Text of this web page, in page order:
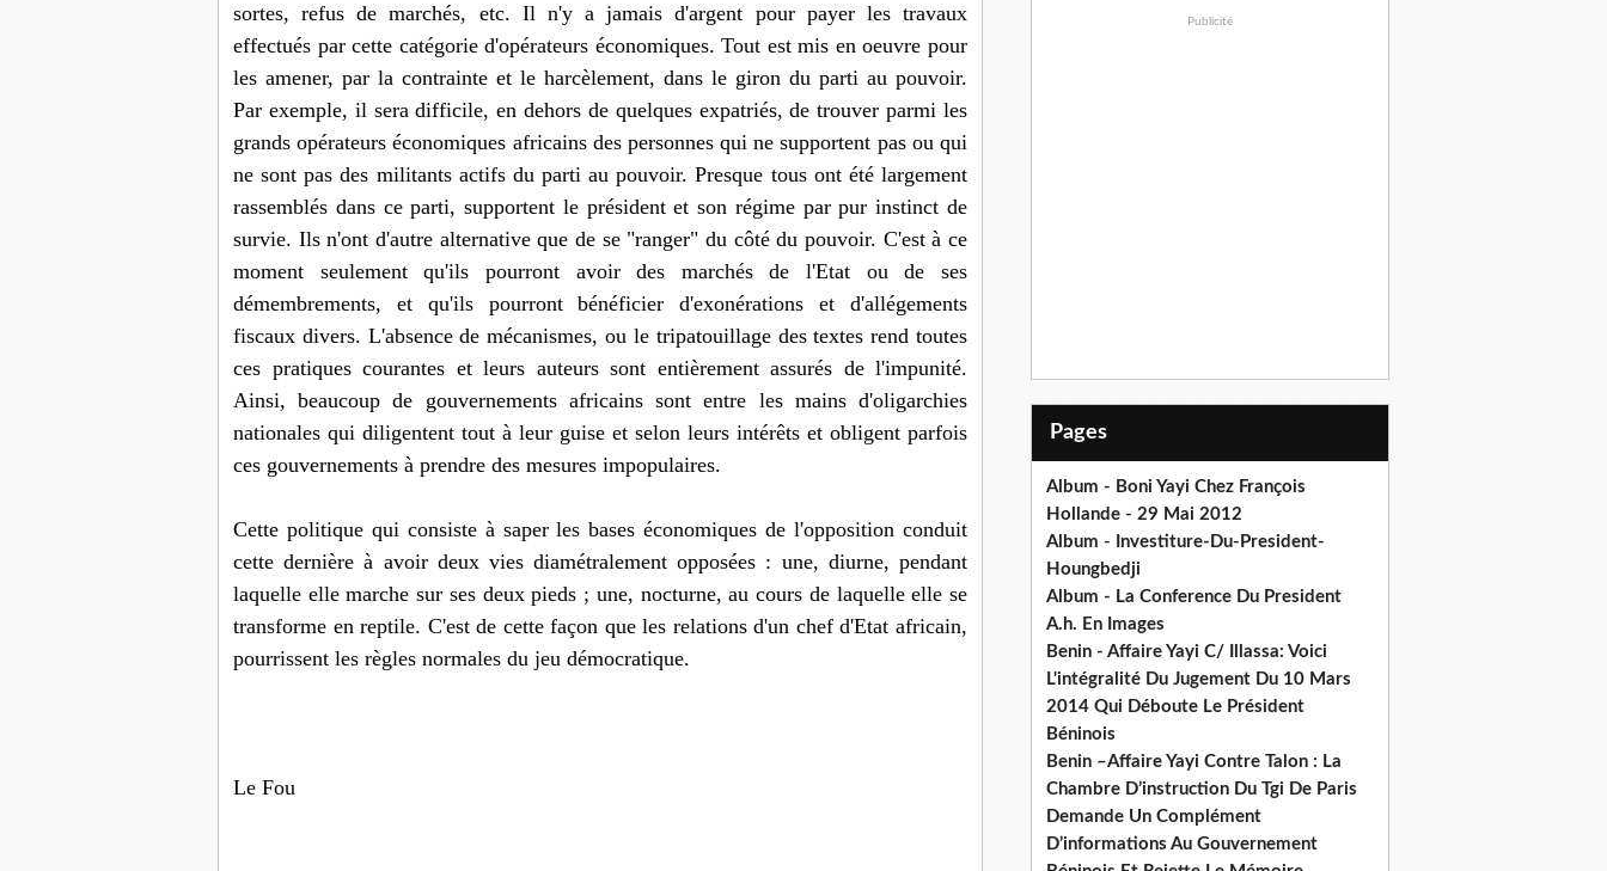
sortes, refus de marchés, etc. Il n'y a jamais d'argent pour payer les travaux
effectués par cette catégorie d'opérateurs économiques. Tout est mis en oeuvre pour
les amener, par la contrainte et le harcèlement, dans le giron du parti au pouvoir.
Par exemple, il sera difficile, en dehors de quelques expatriés, de trouver parmi les
grands opérateurs économiques africains des personnes qui ne supportent pas ou qui
ne sont pas des militants actifs du parti au pouvoir. Presque tous ont été largement
rassemblés dans ce parti, supportent le président et son régime par pur instinct de
survie. Ils n'ont d'autre alternative que de se "ranger" du côté du pouvoir. C'est à ce
moment seulement qu'ils pourront avoir des marchés de l'Etat ou de ses
démembrements, et qu'ils pourront bénéficier d'exonérations et d'allégements
fiscaux divers. L'absence de mécanismes, ou le tripatouillage des textes rend toutes
ces pratiques courantes et leurs auteurs sont entièrement assurés de l'impunité.
Ainsi, beaucoup de gouvernements africains sont entre les mains d'oligarchies
nationales qui diligentent tout à leur guise et selon leurs intérêts et obligent parfois
ces gouvernements à prendre des mesures impopulaires.
Cette politique qui consiste à saper les bases économiques de l'opposition conduit
cette dernière à avoir deux vies diamétralement opposées : une, diurne, pendant
laquelle elle marche sur ses deux pieds ; une, nocturne, au cours de laquelle elle se
transforme en reptile. C'est de cette façon que les relations d'un chef d'Etat africain,
pourrissent les règles normales du jeu démocratique.
Le Fou
Publicité
Pages
Album - Boni Yayi Chez François
Hollande - 29 Mai 2012
Album - Investiture-Du-President-
Houngbedji
Album - La Conference Du President
A.h. En Images
Benin - Affaire Yayi C/ Illassa: Voici
L'intégralité Du Jugement Du 10 Mars
2014 Qui Déboute Le Président
Béninois
Benin –Affaire Yayi Contre Talon : La
Chambre D’instruction Du Tgi De Paris
Demande Un Complément
D’informations Au Gouvernement